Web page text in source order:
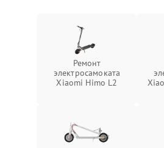
Ремонт
электросамоката
Xiaomi Himo L2